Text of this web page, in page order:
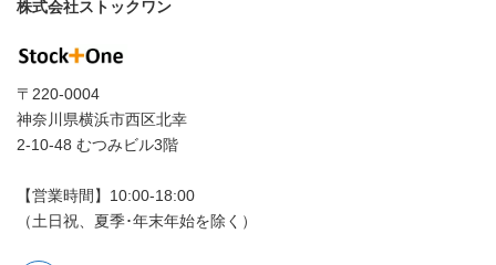
株式会社ストックワン
〒220-0004
神奈川県横浜市西区北幸
2-10-48 むつみビル3階
【営業時間】10:00‐18:00
（土日祝、夏季･年末年始を除く）